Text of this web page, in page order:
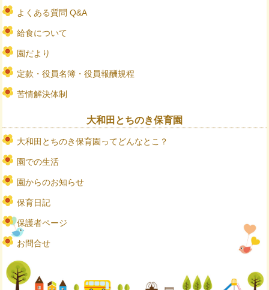
よくある質問 Q&A
給食について
園だより
定款・役員名簿・役員報酬規程
苦情解決体制
大和田とちのき保育園
大和田とちのき保育園ってどんなとこ？
園での生活
園からのお知らせ
保育日記
保護者ページ
お問合せ